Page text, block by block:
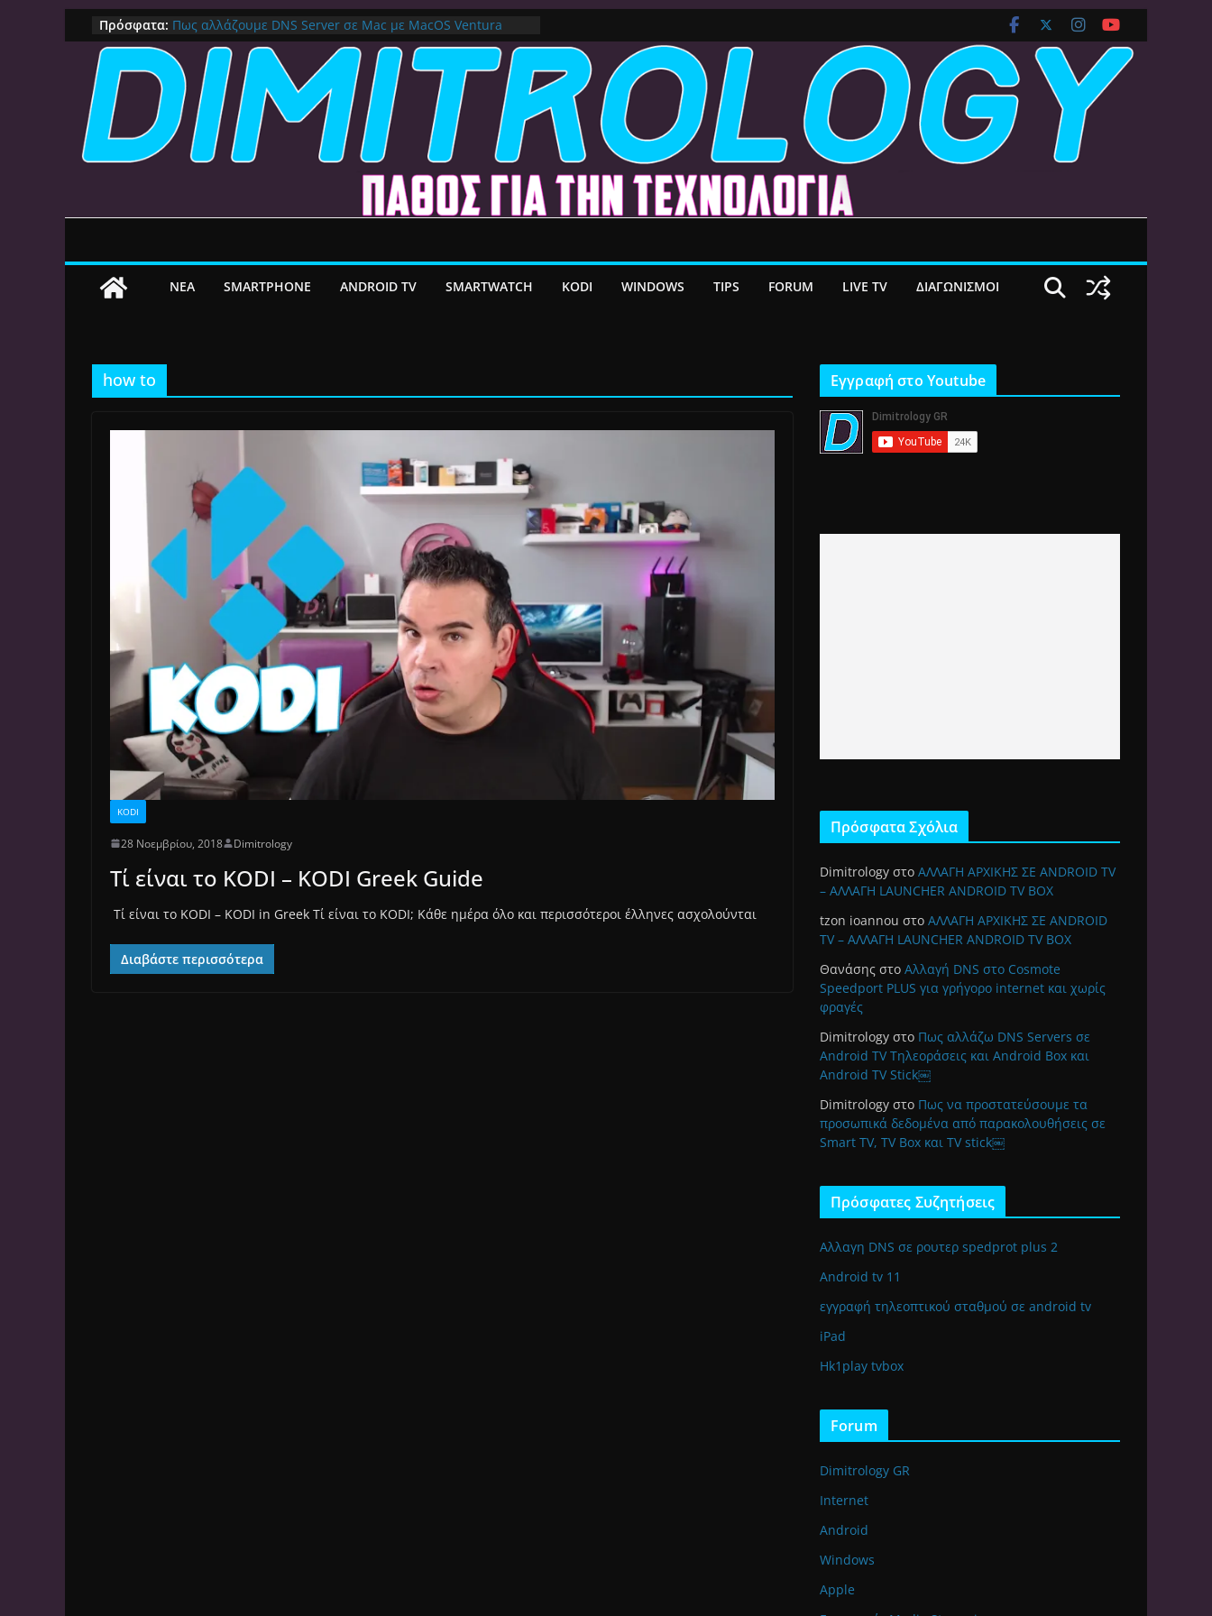
Μετάβαση
σε
περιεχόμενο
Πρόσφατα: Πως αλλάζουμε DNS Server σε Mac με MacOS Ventura
(Macbook, Mac Mini, iMac, κλπ)
IPVanish Προσφορά: 83% Έκπτωση στο Premium VPN –
Δες γιατί αξίζει
Alive GR Kodi: Γιατί Δεν Λειτουργεί Πλέον το Ελληνικό Add-
on
Ο Καλύτερος Διαχειριστής Αρχείων για Android TV | CX
File Explorer, Καθαρισμός και Ασύρματη Μεταφορά
Ο Καλύτερος Launcher για Android TV / Google TV:
Γρήγορος, Χωρίς Διαφημίσεις και Πλήρη Προσαρμογή!
ΝEA SMARTPHONE ANDROID TV SMARTWATCH KODI WINDOWS TIPS FORUM LIVE TV ΔΙΑΓΩΝΙΣΜΟΙ
how to
KODI
28 Νοεμβρίου, 2018 Dimitrology
Τί είναι το KODI – KODI Greek Guide
Τί είναι το KODI – KODI in Greek Τί είναι το KODI; Κάθε ημέρα όλο και περισσότεροι έλληνες ασχολούνται
Διαβάστε περισσότερα
Εγγραφή στο Youtube
Πρόσφατα Σχόλια
Dimitrology στο ΑΛΛΑΓΗ ΑΡΧΙΚΗΣ ΣΕ ANDROID TV
– ΑΛΛΑΓΗ LAUNCHER ANDROID TV BOX
tzon ioannou στο ΑΛΛΑΓΗ ΑΡΧΙΚΗΣ ΣΕ ANDROID
TV – ΑΛΛΑΓΗ LAUNCHER ANDROID TV BOX
Θανάσης στο Αλλαγή DNS στο Cosmote
Speedport PLUS για γρήγορο internet και χωρίς
φραγές
Dimitrology στο Πως αλλάζω DNS Servers σε
Android TV Τηλεοράσεις και Android Box και
Android TV Stick￼
Dimitrology στο Πως να προστατεύσουμε τα
προσωπικά δεδομένα από παρακολουθήσεις σε
Smart TV, TV Box και TV stick￼
Πρόσφατες Συζητήσεις
Αλλαγη DNS σε ρουτερ spedprot plus 2
Android tv 11
εγγραφή τηλεοπτικού σταθμού σε android tv
iPad
Hk1play tvbox
Forum
Dimitrology GR
Internet
Android
Windows
Apple